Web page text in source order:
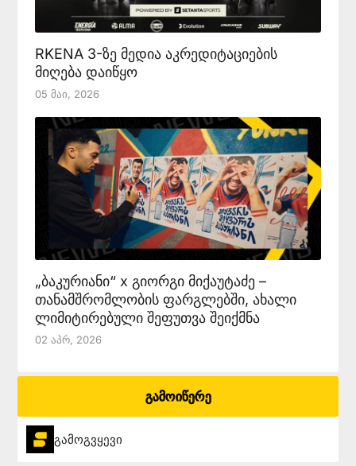
RKENA 3-ზე მედია აკრედიტაციების
მიღება დაიწყო
05 Მაი, 2026
„ბაკურიანი“ x გიორგი მიქაუტაძე –
თანამშრომლობის ფარგლებში, ახალი
ლიმიტირებული შეფუთვა შეიქმნა
02 Აპრ, 2026
გამოიწერე
გამოგვყევი